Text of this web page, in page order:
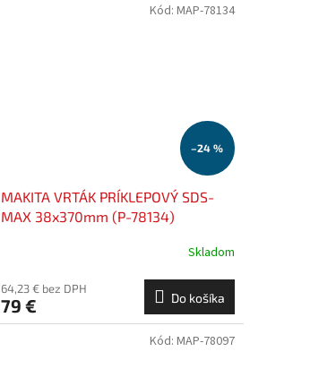
–24 %
MAKITA VRTÁK PRÍKLEPOVÝ SDS-
MAX 38x370mm (P-78134)
Skladom
64,23 € bez DPH
79 € Do košíka
Kód: MAP-78134
Kód: MAP-78097